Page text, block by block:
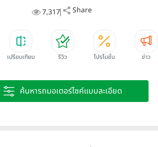
7,317 Share
เปรียบเทียบ รีวิว โปรโมชั่น ข่าว
ค้นหารถมอเตอร์ไซค์แบบละเอียด